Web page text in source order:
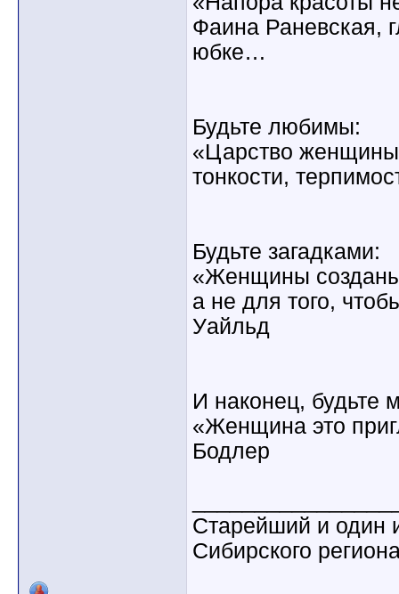
Фаина Раневская,
юбке…
Будьте любимы:
«Царство женщины
тонкости,
Будьте загадками:
«Женщины
а не для того,
Уайльд
И наконец, будьте
«Женщина это
Бодлер
Старейший и один
Сибирского